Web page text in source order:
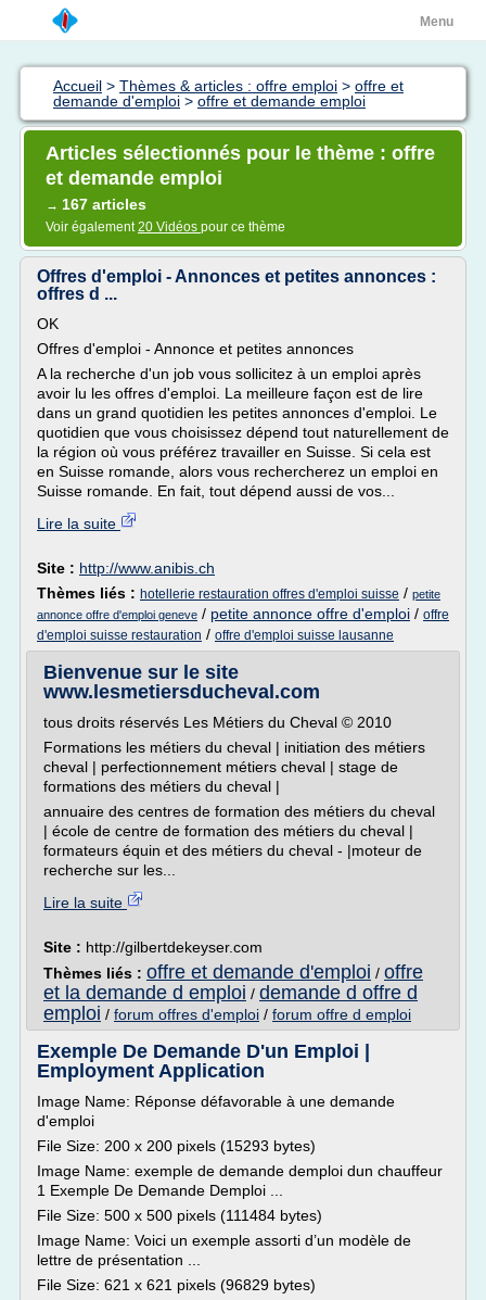
Menu
Accueil > Thèmes & articles : offre emploi > offre et
demande d'emploi > offre et demande emploi
Articles sélectionnés pour le thème : offre
et demande emploi
→ 167 articles
Voir également20 Vidéos pour ce thème
Offres d'emploi - Annonces et petites annonces :
offres d ...
OK
Offres d'emploi - Annonce et petites annonces
A la recherche d'un job vous sollicitez à un emploi après
avoir lu les offres d'emploi. La meilleure façon est de lire
dans un grand quotidien les petites annonces d'emploi. Le
quotidien que vous choisissez dépend tout naturellement de
la région où vous préférez travailler en Suisse. Si cela est
en Suisse romande, alors vous rechercherez un emploi en
Suisse romande. En fait, tout dépend aussi de vos...
Lire la suite
Site : http://www.anibis.ch
Thèmes liés : hotellerie restauration offres d'emploi suisse / petite
annonce offre d'emploi geneve / petite annonce offre d'emploi / offre
d'emploi suisse restauration / offre d'emploi suisse lausanne
Bienvenue sur le site
www.lesmetiersducheval.com
tous droits réservés Les Métiers du Cheval © 2010
Formations les métiers du cheval | initiation des métiers
cheval | perfectionnement métiers cheval | stage de
formations des métiers du cheval |
annuaire des centres de formation des métiers du cheval
| école de centre de formation des métiers du cheval |
formateurs équin et des métiers du cheval - |moteur de
recherche sur les...
Lire la suite
Site : http://gilbertdekeyser.com
Thèmes liés : offre et demande d'emploi / offre
et la demande d emploi / demande d offre d
emploi / forum offres d'emploi / forum offre d emploi
Exemple De Demande D'un Emploi |
Employment Application
Image Name: Réponse défavorable à une demande
d'emploi
File Size: 200 x 200 pixels (15293 bytes)
Image Name: exemple de demande demploi dun chauffeur
1 Exemple De Demande Demploi ...
File Size: 500 x 500 pixels (111484 bytes)
Image Name: Voici un exemple assorti d’un modèle de
lettre de présentation ...
File Size: 621 x 621 pixels (96829 bytes)